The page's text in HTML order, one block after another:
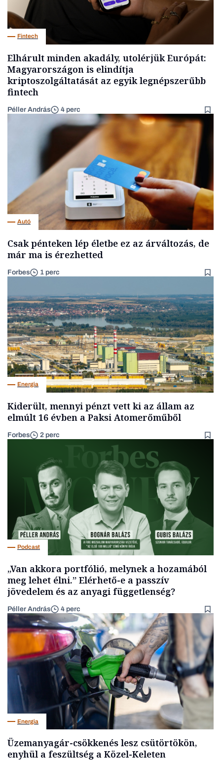
Fintech
Elhárult minden akadály, utolérjük Európát:
Magyarországon is elindítja
kriptoszolgáltatását az egyik legnépszerűbb
fintech
Péller András 4 perc
Autó
Csak pénteken lép életbe ez az árváltozás, de
már ma is érezhetted
Forbes 1 perc
Energia
Kiderült, mennyi pénzt vett ki az állam az
elmúlt 16 évben a Paksi Atomerőműből
Forbes 2 perc
Podcast
„Van akkora portfólió, melynek a hozamából
meg lehet élni.” Elérhető-e a passzív
jövedelem és az anyagi függetlenség?
Péller András 4 perc
Energia
Üzemanyagár-csökkenés lesz csütörtökön,
enyhül a feszültség a Közel-Keleten